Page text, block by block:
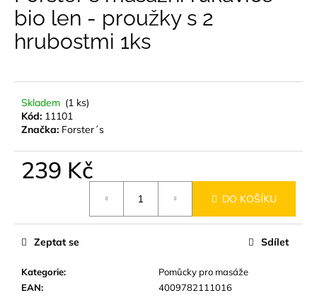
0,0
z
5
bio len - proužky s 2
hrubostmi 1ks
Skladem (1 ks)
Kód: 11101
Značka: Forster´s
239 Kč
DO KOŠÍKU
Kategorie:
Pomůcky pro masáže
EAN: 4009782111016
Zeptat se Sdílet
a
j
í
D
o
o